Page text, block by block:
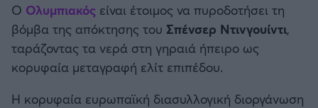
Αστέρας Τρίπολης
Παναιτωλικός
Καλαμάτα
Ο Ολυμπιακός είναι έτοιμος να πυροδοτήσει τη
βόμβα της απόκτησης του Σπένσερ Ντινγουίντι,
ταράζοντας τα νερά στη γηραιά ήπειρο ως
κορυφαία μεταγραφή ελίτ επιπέδου.
Η κορυφαία ευρωπαϊκή διασυλλογική διοργάνωση